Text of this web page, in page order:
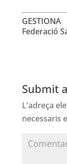
GESTIONA
Federació
Submit
L'adreça
necessaris